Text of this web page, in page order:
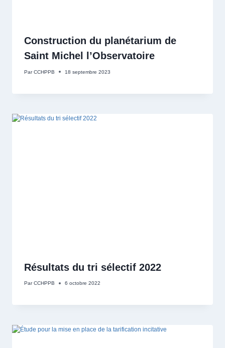
Construction du planétarium de
Saint Michel l’Observatoire
Par CCHPPB 18 septembre 2023
Résultats du tri sélectif 2022
Par CCHPPB 6 octobre 2022